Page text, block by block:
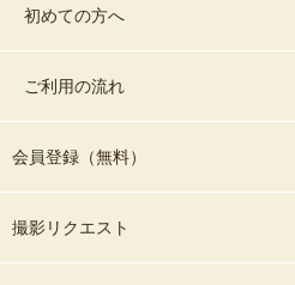
初めての方へ
ご利用の流れ
会員登録（無料）
撮影リクエスト